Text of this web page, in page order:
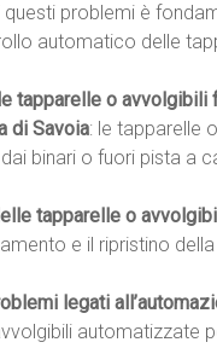
questi problemi è
automatico delle
tapparelle o avvolgibili
di Savoia: le tapparelle
binari o fuori pista a
tapparelle o
e il ripristino
legati
automatizzate